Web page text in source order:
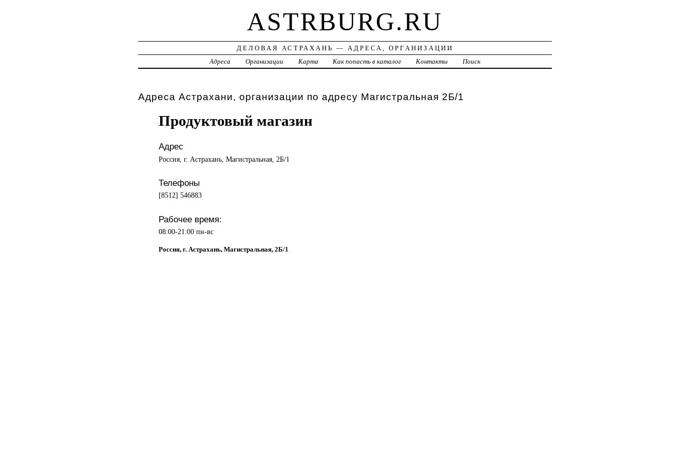
ASTRBURG.RU
ДЕЛОВАЯ АСТРАХАНЬ — АДРЕСА, ОРГАНИЗАЦИИ
Адреса
Организации Карта Как попасть в каталог Контакты Поиск
Адреса Астрахани, организации по адресу Магистральная 2Б/1
Продуктовый магазин
Адрес
Россия, г. Астрахань, Магистральная, 2Б/1
Телефоны
[8512] 546883
Рабочее время:
08:00-21:00 пн-вс
Россия, г. Астрахань, Магистральная, 2Б/1